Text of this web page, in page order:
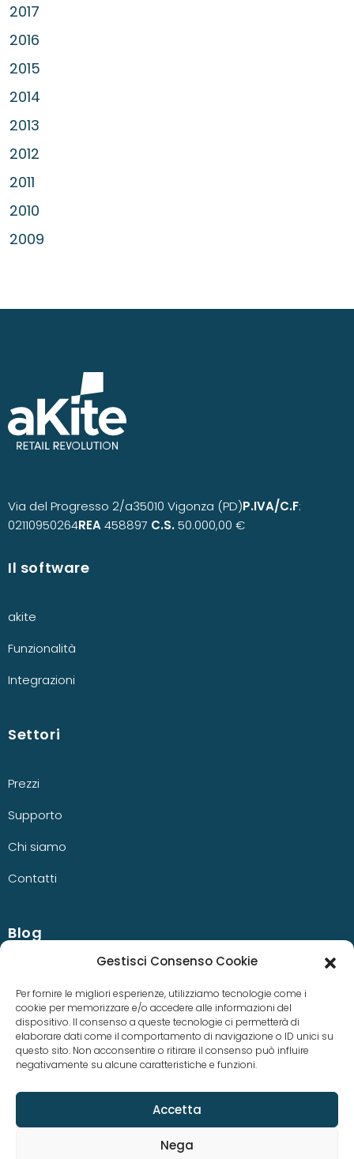
Gestisci Consenso Cookie
Per fornire le migliori esperienze, utilizziamo tecnologie come i
cookie per memorizzare e/o accedere alle informazioni del
dispositivo. Il consenso a queste tecnologie ci permetterà di
elaborare dati come il comportamento di navigazione o ID unici su
questo sito. Non acconsentire o ritirare il consenso può influire
negativamente su alcune caratteristiche e funzioni.
Accetta
Nega
2017
2016
2015
2014
2013
2012
2011
2010
2009
Via del Progresso 2/a35010 Vigonza (PD)P.IVA/C.F:
02110950264REA458897 C.S.50.000,00 €
Il software
akite
Funzionalità
Integrazioni
Settori
Prezzi
Supporto
Chi siamo
Contatti
Blog
Casi studio